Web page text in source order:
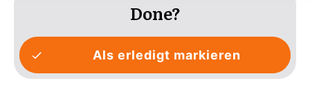
Done?
Als erledigt markieren